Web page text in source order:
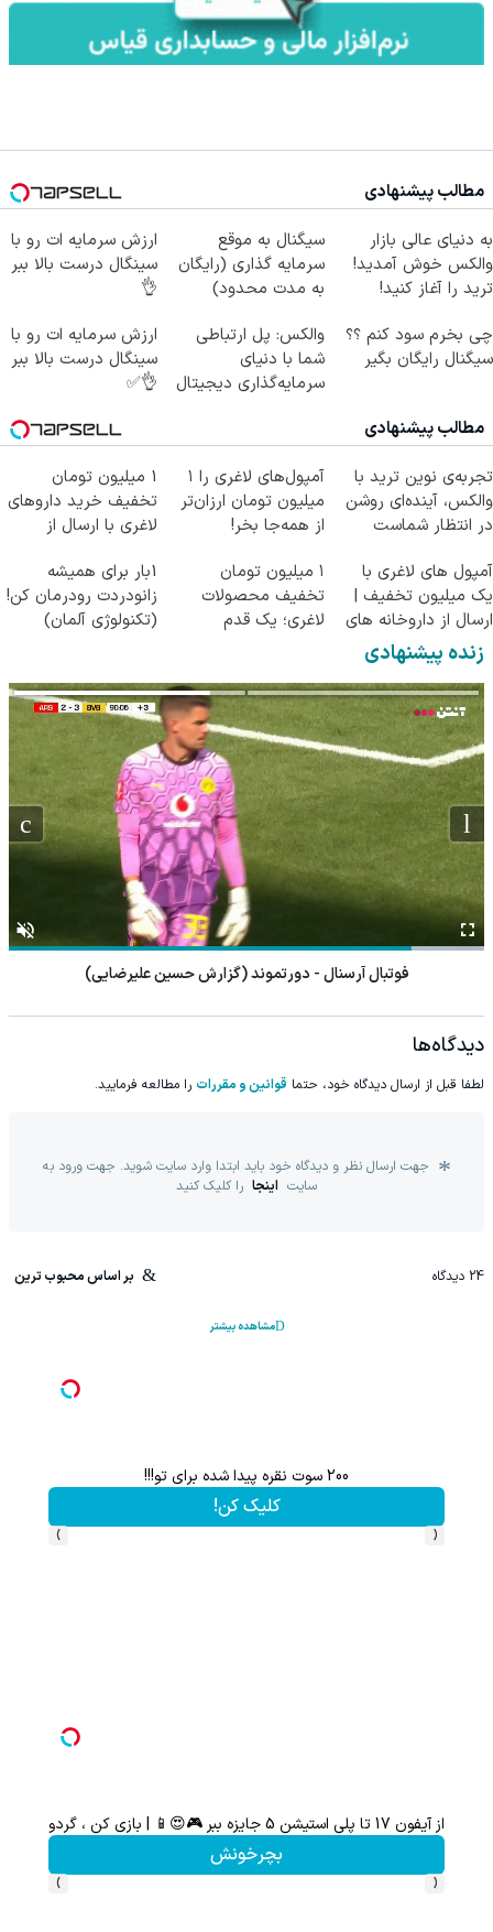
مطالب پیشنهادی
به دنیای عالی بازار
والکس خوش آمدید!
ترید را آغاز کنید!
سیگنال به موقع
سرمایه گذاری (رایگان
به مدت محدود)
ارزش سرمایه ات رو با
سینگال درست بالا ببر
👌
چی بخرم سود کنم ؟؟
سیگنال رایگان بگیر
والکس: پل ارتباطی
شما با دنیای
سرمایه‌گذاری دیجیتال
ارزش سرمایه ات رو با
سینگال درست بالا ببر
👌✅
مطالب پیشنهادی
تجربه‌ی نوین ترید با
والکس، آینده‌ای روشن
در انتظار شماست
آمپول‌های لاغری را ۱
میلیون تومان ارزان‌تر
از همه‌جا بخر!
1 میلیون تومان
تخفیف خرید داروهای
لاغری با ارسال از
آمپول های لاغری با
یک میلیون تخفیف |
ارسال از داروخانه های
معتبر
۱ میلیون تومان
تخفیف محصولات
لاغری؛ یک قدم
1بار برای همیشه
زانودردت رودرمان کن!
(تکنولوژی آلمان)
زنده پیشنهادی
فوتبال آرسنال - دورتموند (گزارش حسین علیرضایی)
دیدگاه‌ها
لطفا قبل از ارسال دیدگاه خود، حتما قوانین و مقررات را مطالعه فرمایید.
جهت ارسال نظر و دیدگاه خود باید ابتدا وارد سایت شوید. جهت ورود به
سایت اینجا را کلیک کنید
24 دیدگاه بر اساس محبوب ترین
مشاهده بیشتر
200 سوت نقره پیدا شده برای تو!!!
کلیک کن!
‹
›
از آیفون 17 تا پلی استیشن 5 جایزه ببر 🎮😍📱 | بازی کن ، گردونه بچرخون
بچرخونش
‹
›